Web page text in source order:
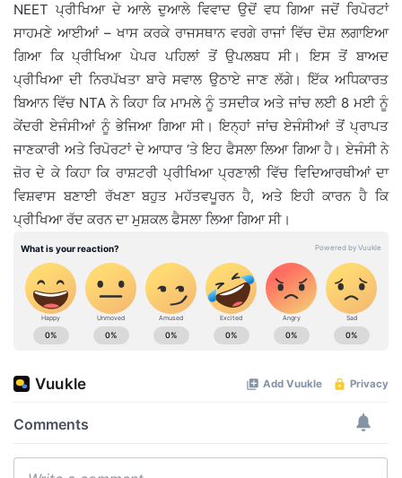
NEET ਪ੍ਰੀਖਿਆ ਦੇ ਆਲੇ ਦੁਆਲੇ ਵਿਵਾਦ ਉਦੋਂ ਵਧ ਗਿਆ ਜਦੋਂ ਰਿਪੋਰਟਾਂ
ਸਾਹਮਣੇ ਆਈਆਂ – ਖਾਸ ਕਰਕੇ ਰਾਜਸਥਾਨ ਵਰਗੇ ਰਾਜਾਂ ਵਿੱਚ ਦੋਸ਼ ਲਗਾਇਆ
ਗਿਆ ਕਿ ਪ੍ਰੀਖਿਆ ਪੇਪਰ ਪਹਿਲਾਂ ਤੋਂ ਉਪਲਬਧ ਸੀ। ਇਸ ਤੋਂ ਬਾਅਦ
ਪ੍ਰੀਖਿਆ ਦੀ ਨਿਰਪੱਖਤਾ ਬਾਰੇ ਸਵਾਲ ਉਠਾਏ ਜਾਣ ਲੱਗੇ। ਇੱਕ ਅਧਿਕਾਰਤ
ਬਿਆਨ ਵਿੱਚ NTA ਨੇ ਕਿਹਾ ਕਿ ਮਾਮਲੇ ਨੂੰ ਤਸਦੀਕ ਅਤੇ ਜਾਂਚ ਲਈ 8 ਮਈ ਨੂੰ
ਕੇਂਦਰੀ ਏਜੰਸੀਆਂ ਨੂੰ ਭੇਜਿਆ ਗਿਆ ਸੀ। ਇਨ੍ਹਾਂ ਜਾਂਚ ਏਜੰਸੀਆਂ ਤੋਂ ਪ੍ਰਾਪਤ
ਜਾਣਕਾਰੀ ਅਤੇ ਰਿਪੋਰਟਾਂ ਦੇ ਆਧਾਰ ‘ਤੇ ਇਹ ਫੈਸਲਾ ਲਿਆ ਗਿਆ ਹੈ। ਏਜੰਸੀ ਨੇ
ਜ਼ੋਰ ਦੇ ਕੇ ਕਿਹਾ ਕਿ ਰਾਸ਼ਟਰੀ ਪ੍ਰੀਖਿਆ ਪ੍ਰਣਾਲੀ ਵਿੱਚ ਵਿਦਿਆਰਥੀਆਂ ਦਾ
ਵਿਸ਼ਵਾਸ ਬਣਾਈ ਰੱਖਣਾ ਬਹੁਤ ਮਹੱਤਵਪੂਰਨ ਹੈ, ਅਤੇ ਇਹੀ ਕਾਰਨ ਹੈ ਕਿ
ਪ੍ਰੀਖਿਆ ਰੱਦ ਕਰਨ ਦਾ ਮੁਸ਼ਕਲ ਫੈਸਲਾ ਲਿਆ ਗਿਆ ਸੀ।